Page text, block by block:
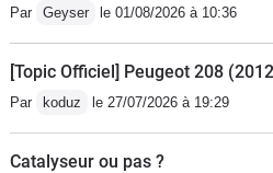
Par Geyser le 01/08/2026 à 10:36
[Topic Officiel] Peugeot 208
Par koduz le 27/07/2026 à 19:29
Catalyseur ou pas ?